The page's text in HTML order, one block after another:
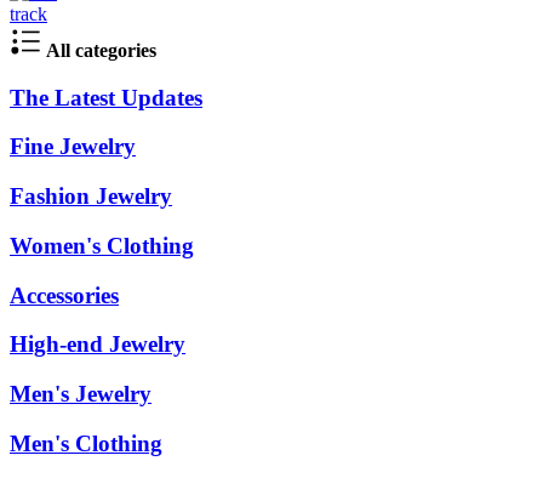
track
All categories
The Latest Updates
Fine Jewelry
Fashion Jewelry
Women's Clothing
Accessories
High-end Jewelry
Men's Jewelry
Men's Clothing